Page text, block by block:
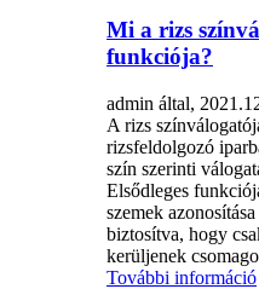
Mi a rizs
funkciója?
admin által,
A rizs
rizsfeldolgozó
szín szerinti
Elsődleges
szemek
biztosítva, hogy
kerüljenek
További információ